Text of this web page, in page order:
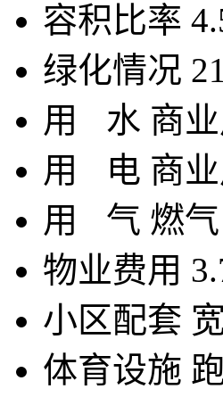
容积比率
绿化情况
用 水 商
用
电 商
用 气 燃气
物业费用
小区配套
体育设施